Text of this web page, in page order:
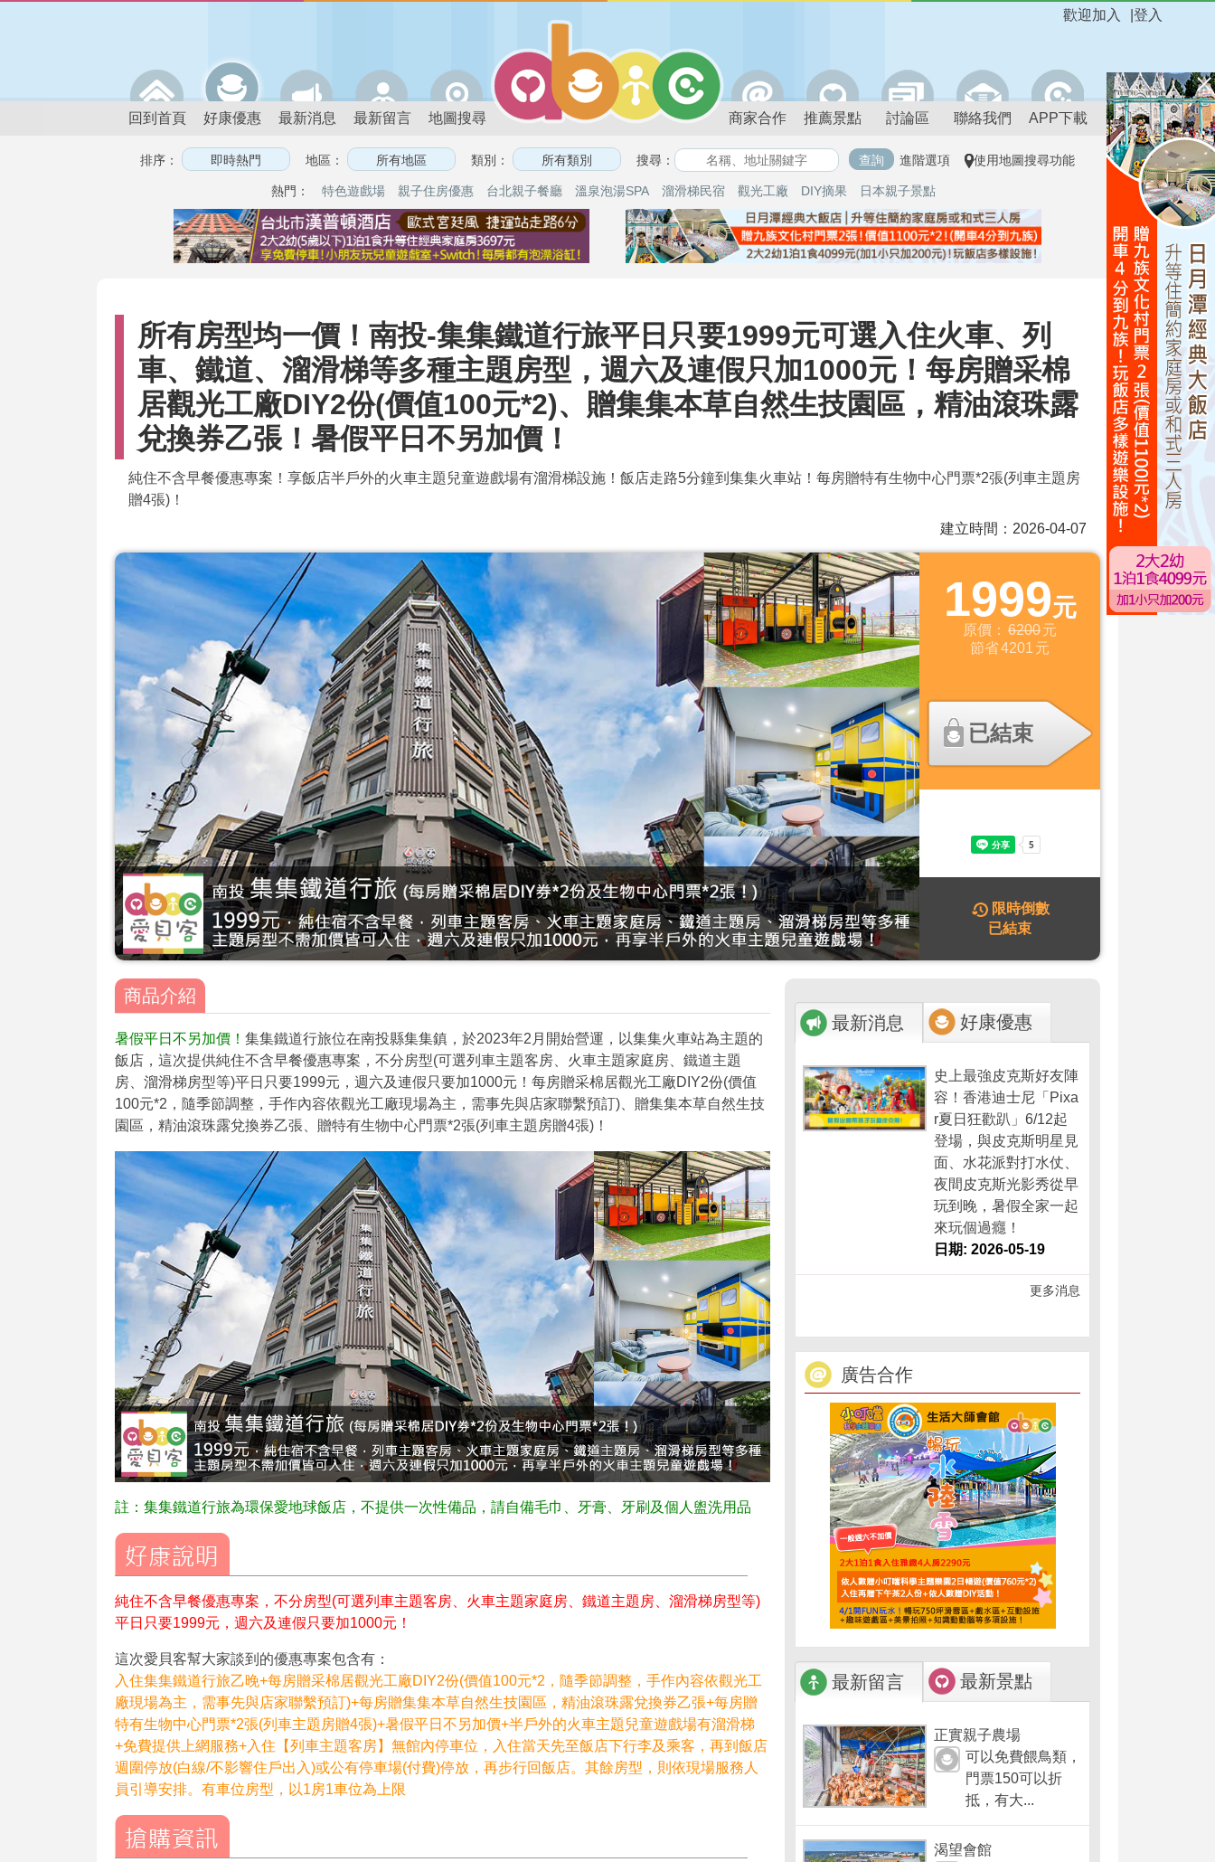
登入
歡迎加入
回到首頁 好康優惠 最新消息 最新留言 地圖搜尋 商家合作 推薦景點 討論區 聯絡我們 APP下載
排序： 地區： 類別： 搜尋： 進階選項 使用地圖搜尋功能
熱門： 特色遊戲場 親子住房優惠 台北親子餐廳 溫泉泡湯SPA 溜滑梯民宿 觀光工廠 DIY摘果 日本親子景點
所有房型均一價！南投-集集鐵道行旅平日只要1999元可選入住火車、列
車、鐵道、溜滑梯等多種主題房型，週六及連假只加1000元！每房贈采棉
居觀光工廠DIY2份(價值100元*2)、贈集集本草自然生技園區，精油滾珠露
兌換券乙張！暑假平日不另加價！
純住不含早餐優惠專案！享飯店半戶外的火車主題兒童遊戲場有溜滑梯設施！飯店走路5分鐘到集集火車站！每房贈特有生物中心門票*2張(列車主題房
贈4張)！
建立時間：2026-04-07
1999元
原價： 6200元
節省4201 元
已結束
限時倒數
已結束
商品介紹
暑假平日不另加價！ 集集鐵道行旅位在南投縣集集鎮，於2023年2月開始營運，以集集火車站為主題的
飯店，這次提供純住不含早餐優惠專案，不分房型(可選列車主題客房、火車主題家庭房、鐵道主題
房、溜滑梯房型等)平日只要1999元，週六及連假只要加1000元！每房贈采棉居觀光工廠DIY2份(價值
100元*2，隨季節調整，手作內容依觀光工廠現場為主，需事先與店家聯繫預訂)、贈集集本草自然生技
園區，精油滾珠露兌換券乙張、贈特有生物中心門票*2張(列車主題房贈4張)！
註：集集鐵道行旅為環保愛地球飯店，不提供一次性備品，請自備毛巾、牙膏、牙刷及個人盥洗用品
純住不含早餐優惠專案，不分房型(可選列車主題客房、火車主題家庭房、鐵道主題房、溜滑梯房型等)
平日只要1999元，週六及連假只要加1000元！
這次愛貝客幫大家談到的優惠專案包含有：
入住集集鐵道行旅乙晚+每房贈采棉居觀光工廠DIY2份(價值100元*2，隨季節調整，手作內容依觀光工
廠現場為主，需事先與店家聯繫預訂)+每房贈集集本草自然生技園區，精油滾珠露兌換券乙張+每房贈
特有生物中心門票*2張(列車主題房贈4張)+暑假平日不另加價+半戶外的火車主題兒童遊戲場有溜滑梯
+免費提供上網服務+入住【列車主題客房】無館內停車位，入住當天先至飯店下行李及乘客，再到飯店
週圍停放(白線/不影響住戶出入)或公有停車場(付費)停放，再步行回飯店。其餘房型，則依現場服務人
員引導安排。有車位房型，以1房1車位為上限
最新消息 好康優惠
史上最強皮克斯好友陣
容！香港迪士尼「Pixa
r夏日狂歡趴」6/12起
登場，與皮克斯明星見
面、水花派對打水仗、
夜間皮克斯光影秀從早
玩到晚，暑假全家一起
來玩個過癮！
日期: 2026-05-19
更多消息
廣告合作
最新留言 最新景點
正實親子農場
可以免費餵鳥類，
門票150可以折
抵，有大...
渴望會館